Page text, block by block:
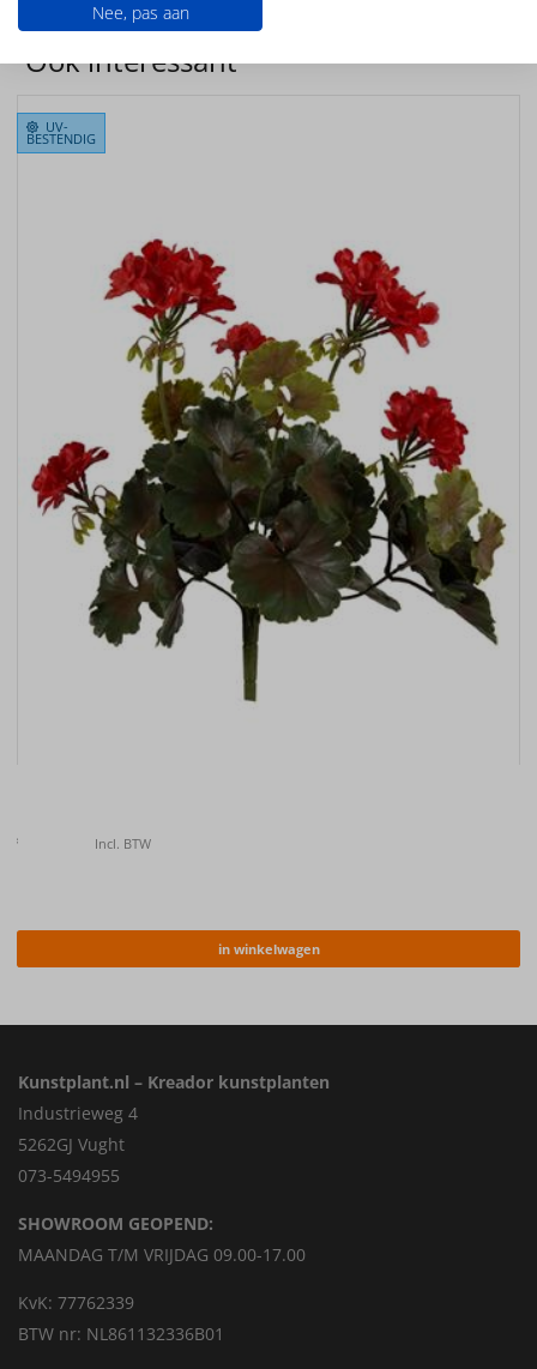
Ook interessant
€ Incl. BTW
in winkelwagen
UV-
BESTENDIG
Kunstplant.nl – Kreador kunstplanten
Industrieweg 4
5262GJ Vught
073-5494955
SHOWROOM GEOPEND:
MAANDAG T/M VRIJDAG 09.00-17.00
KvK: 77762339
BTW nr: NL861132336B01
Nee, pas aan